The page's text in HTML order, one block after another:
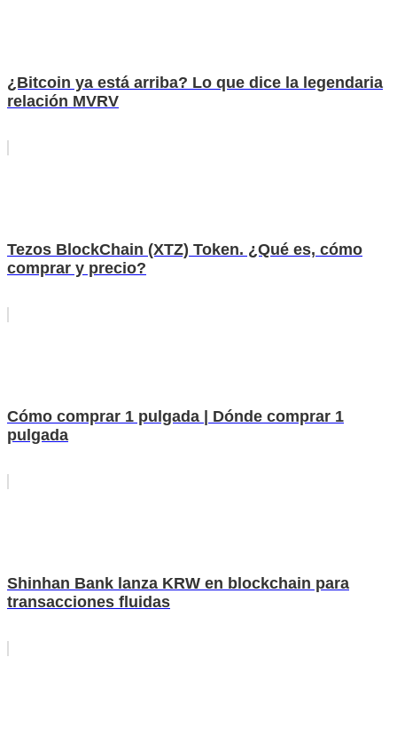
¿Bitcoin ya está arriba? Lo que dice la legendaria
relación MVRV
Tezos BlockChain (XTZ) Token. ¿Qué es, cómo
comprar y precio?
Cómo comprar 1 pulgada | Dónde comprar 1
pulgada
Shinhan Bank lanza KRW en blockchain para
transacciones fluidas